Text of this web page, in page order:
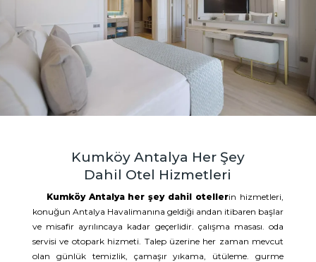
Kumköy Antalya Her Şey
Dahil Otel Hizmetleri
Kumköy Antalya her şey dahil otellerin hizmetleri,
konuğun Antalya Havalimanına geldiği andan itibaren başlar
ve misafir ayrılıncaya kadar geçerlidir. çalışma masası. oda
servisi ve otopark hizmeti. Talep üzerine her zaman mevcut
olan günlük temizlik, çamaşır yıkama, ütüleme. gurme